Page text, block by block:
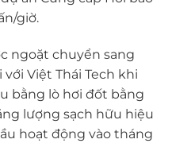
giờ.
ngoặt chuyển sang
Việt Thái Tech khi
bằng lò hơi đốt bằng
lượng sạch hữu hiệu
hoạt động vào tháng